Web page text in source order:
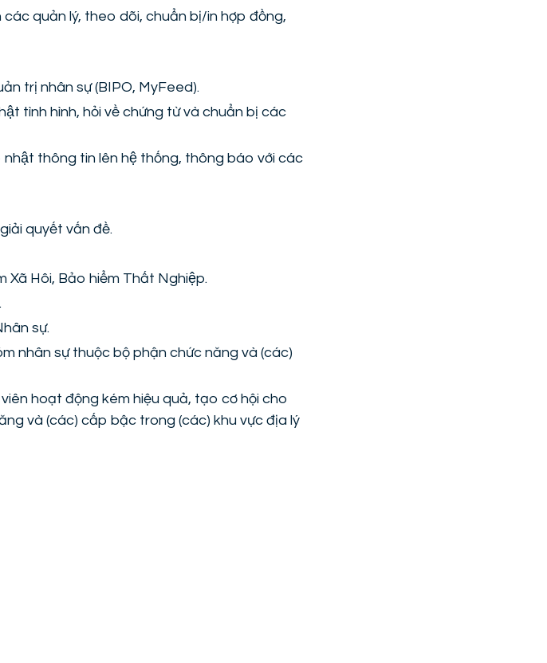
quản lý, theo dõi, chuẩn bị/in hợp đồng,
trị nhân sự (BIPO, MyFeed).
tình hình, hỏi về chứng từ và chuẩn bị các
nhật thông tin lên hệ thống, thông báo với các
quyết vấn đề.
Xã Hôi, Bảo hiểm Thất Nghiệp.
sự.
nhân sự thuộc bộ phận chức năng và (các)
hoạt động kém hiệu quả, tạo cơ hội cho
và (các) cấp bậc trong (các) khu vực địa lý